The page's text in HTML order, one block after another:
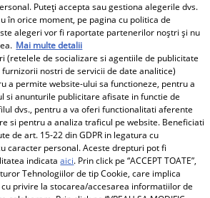
emisarul lui Marcel Ciolacu în SUA,
data de 12 aprilie la Mar-a-Lago,
Trump din Florida a lui Donald
au fost invitați peste 250 de
să vadă cum trăiește
în „Casa Albă de Iarnă”. Citește
Puteți accepta sau gestiona alegerile dvs.
în orice moment, pe pagina cu politica de
alegeri vor fi raportate partenerilor noștri și nu
Mai multe detalii
(retelele de socializare si agentiile de publicitate
nostri de servicii de date analitice)
a permite website-ului sa functioneze, pentru a
si anunturile publicitare afisate in functie de
dvs., pentru a va oferi functionalitati aferente
si pentru a analiza traficul pe website. Beneficiati
de art. 15-22 din GDPR in legatura cu
caracter personal. Aceste drepturi pot fi
indicataaici. Prin click pe “ACCEPT TOATE”,
Tehnologiilor de tip Cookie, care implica
cu privire la stocarea/accesarea informatiilor de